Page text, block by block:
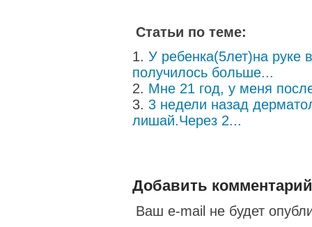
Статьи по теме:
У ребенка(5лет)на руке
получилось больше...
Мне 21 год, у меня
3 недели назад
лишай.Через 2...
Добавить комментарий
Ваш e-mail не будет